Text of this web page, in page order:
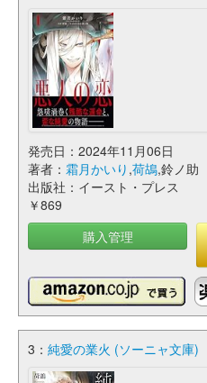
発売日：2024年11月06日
著者： 霜月かいり ,荷鴣,鈴ノ助
出版社：イースト・プレス
￥869
購入管理
3： 純愛の業火 (ソーニャ文庫)